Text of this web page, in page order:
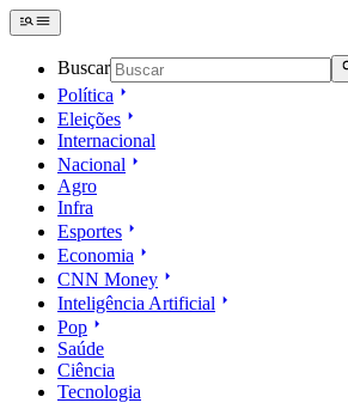
Buscar
Política
Eleições
Internacional
Nacional
Agro
Infra
Esportes
Economia
CNN Money
Inteligência Artificial
Pop
Saúde
Ciência
Tecnologia